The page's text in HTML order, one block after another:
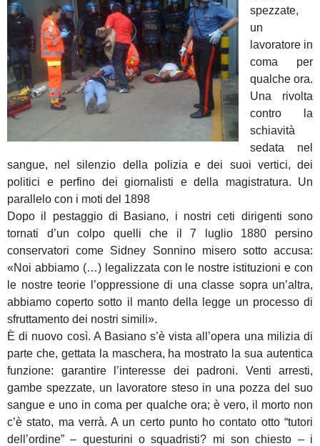
spezzate,
un
lavoratore in
coma per
qualche ora.
Una rivolta
contro la
schiavità
sedata nel
sangue, nel silenzio della polizia e dei suoi vertici, dei
politici e perfino dei giornalisti e della magistratura. Un
parallelo con i moti del 1898
Dopo il pestaggio di Basiano, i nostri ceti dirigenti sono
tornati d’un colpo quelli che il 7 luglio 1880 persino
conservatori come Sidney Sonnino misero sotto accusa:
«Noi abbiamo (…) legalizzata con le nostre istituzioni e con
le nostre teorie l’oppressione di una classe sopra un’altra,
abbiamo coperto sotto il manto della legge un processo di
sfruttamento dei nostri simili».
È di nuovo così. A Basiano s’è vista all’opera una milizia di
parte che, gettata la maschera, ha mostrato la sua autentica
funzione: garantire l’interesse dei padroni. Venti arresti,
gambe spezzate, un lavoratore steso in una pozza del suo
sangue e uno in coma per qualche ora; è vero, il morto non
c’è stato, ma verrà. A un certo punto ho contato otto “tutori
dell’ordine” – questurini o squadristi? mi son chiesto – i